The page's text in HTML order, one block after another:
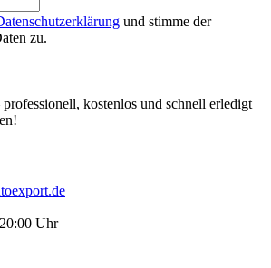
und stimme der
zu.
kostenlos und schnell erledigt
Uhr